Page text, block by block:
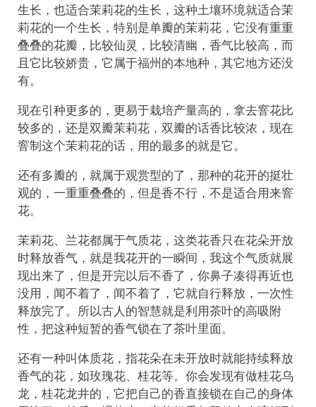
生长，也适合茉莉花的生长，这种土壤环境就适合茉
莉花的一个生长，特别是单瓣的茉莉花，它没有重重
叠叠的花瓣，比较仙灵，比较清幽，香气比较高，而
且它比较娇贵，它属于福州的本地种，其它地方还没
有。
现在引种更多的，更易于栽培产量高的，拿去窨花比
较多的，还是双瓣茉莉花，双瓣的话香比较浓，现在
窨制这个茉莉花的话，用的最多的就是它。
还有多瓣的，就属于观赏型的了，那种的花开的挺壮
观的，一重重叠叠的，但是香不行，不是适合用来窨
花。
‌茉莉花、‌兰花都属于气质花，这类花香只在花朵开放
时释放香气，就是我花开的一瞬间，我这个气质就展
现出来了，但是开完以后不香了，你鼻子凑得再近也
没用，闻不着了，闻不着了，它就自行释放，一次性
释放完了。所以古人的智慧就是利用茶叶的高吸附
性，把这种短暂的香气锁在了茶叶里面。
还有一种叫‌体质花，指花朵在未开放时就能持续释放
香气的花，如‌玫瑰花、‌桂花等。‌你会发现有做桂花乌
龙，桂花龙井的，它把自己的香直接锁在自己的身体